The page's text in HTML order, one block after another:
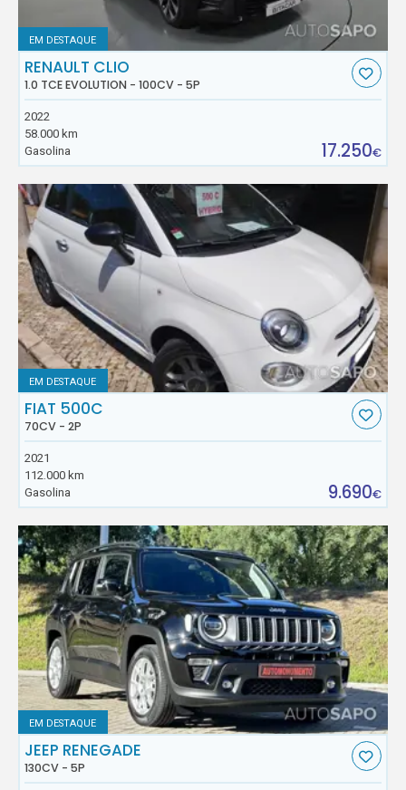
EM DESTAQUE
RENAULT CLIO
1.0 TCE EVOLUTION - 100CV - 5P
2022
58.000 km
Gasolina
17.250€
EM DESTAQUE
FIAT 500C
70CV - 2P
2021
112.000 km
Gasolina
9.690€
EM DESTAQUE
JEEP RENEGADE
130CV - 5P